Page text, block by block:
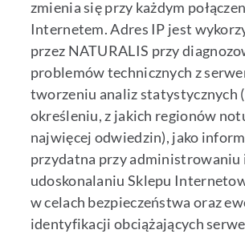
zmienia się przy każdym
Internetem. Adres IP jest
przez NATURALIS przy
problemów technicznych z
tworzeniu analiz statystycznych
określeniu, z jakich regionów
najwięcej odwiedzin), jako
przydatna przy administrowaniu
udoskonalaniu Sklepu
w celach bezpieczeństwa oraz
identyfikacji obciążających